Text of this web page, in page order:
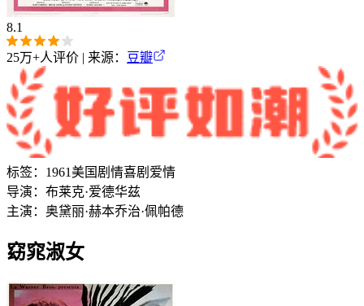
8.1
25万+人评价 | 来源： 豆瓣
标签： 1961美国 剧情喜剧 爱情
导演： 布莱克·爱德华兹
主演： 奥黛丽·赫本乔治·佩帕德
窈窕淑女